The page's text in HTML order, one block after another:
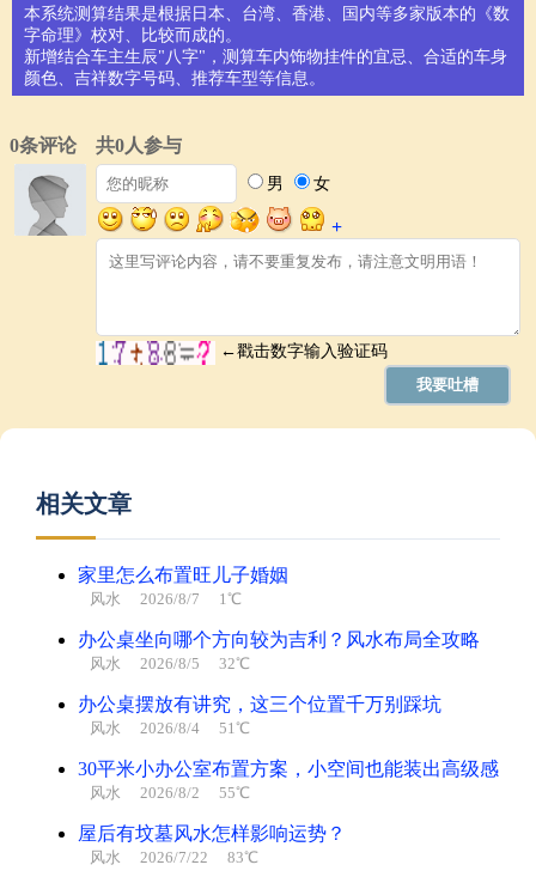
本系统测算结果是根据日本、台湾、香港、国内等多家版本的《数
字命理》校对、比较而成的。
新增结合车主生辰"八字"，测算车内饰物挂件的宜忌、合适的车身
颜色、吉祥数字号码、推荐车型等信息。
相关文章
家里怎么布置旺儿子婚姻
风水 2026/8/7 1℃
办公桌坐向哪个方向较为吉利？风水布局全攻略
风水 2026/8/5 32℃
办公桌摆放有讲究，这三个位置千万别踩坑
风水 2026/8/4 51℃
30平米小办公室布置方案，小空间也能装出高级感
风水 2026/8/2 55℃
屋后有坟墓风水怎样影响运势？
风水 2026/7/22 83℃